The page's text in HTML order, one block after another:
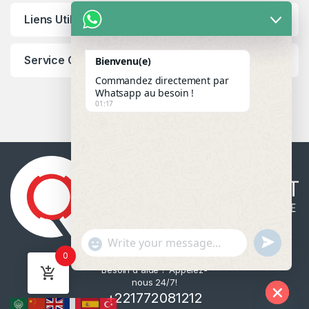
Liens Utiles
Service Client
Besoin d'aide ? Appelez-
nous 24/7!
+221772081212
0
Bienvenu(e)
Commandez directement par
Whatsapp au besoin !
01:17
"
+
c
a
WhatsApp Message
u
n
d